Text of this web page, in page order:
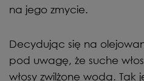
na jego zmycie.
Decydując się na
pod uwagę, że suche
włosy zwilżone wodą. Tak